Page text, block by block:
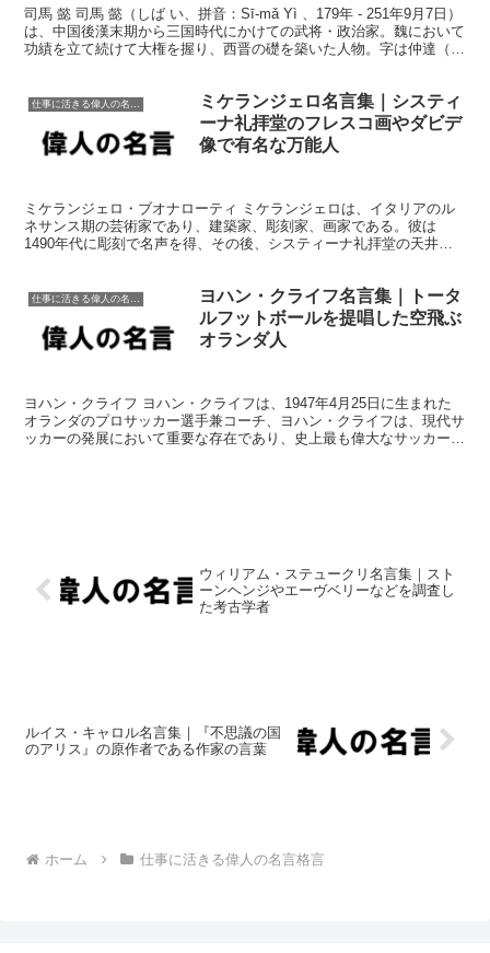
司馬 懿 司馬 懿（しば い、拼音：Sī-mǎ Yì 、179年 - 251年9月7日）
は、中国後漢末期から三国時代にかけての武将・政治家。魏において
功績を立て続けて大権を握り、西晋の礎を築いた人物。字は仲達（ち
仕事に活きる偉人の名言格言
ミケランジェロ名言集｜システィ
ーナ礼拝堂のフレスコ画やダビデ
像で有名な万能人
ミケランジェロ・ブオナローティ ミケランジェロは、イタリアのル
ネサンス期の芸術家であり、建築家、彫刻家、画家である。彼は
1490年代に彫刻で名声を得、その後、システィーナ礼拝堂の天井
仕事に活きる偉人の名言格言
ヨハン・クライフ名言集｜トータ
ルフットボールを提唱した空飛ぶ
オランダ人
ヨハン・クライフ ヨハン・クライフは、1947年4月25日に生まれた
オランダのプロサッカー選手兼コーチ、ヨハン・クライフは、現代サ
ッカーの発展において重要な存在であり、史上最も偉大なサッカー選
ウィリアム・ステュークリ名言集｜スト
ーンヘンジやエーヴベリーなどを調査し
た考古学者
ルイス・キャロル名言集｜『不思議の国
のアリス』の原作者である作家の言葉
ホーム 仕事に活きる偉人の名言格言